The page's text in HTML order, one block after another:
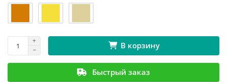
В корзину
Быстрый заказ